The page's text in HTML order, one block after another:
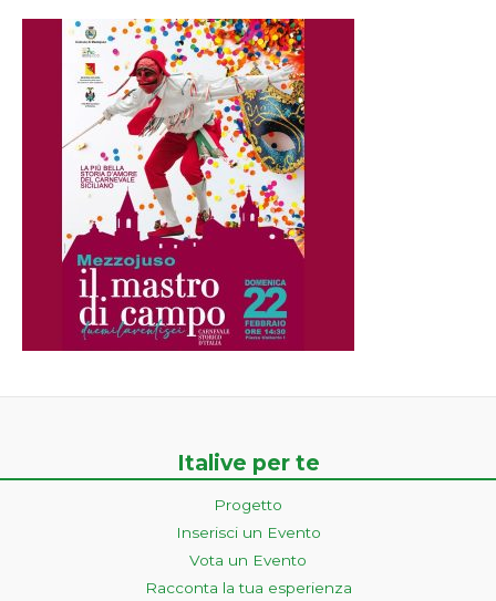
Italive per te
Progetto
Inserisci un Evento
Vota un Evento
Racconta la tua esperienza